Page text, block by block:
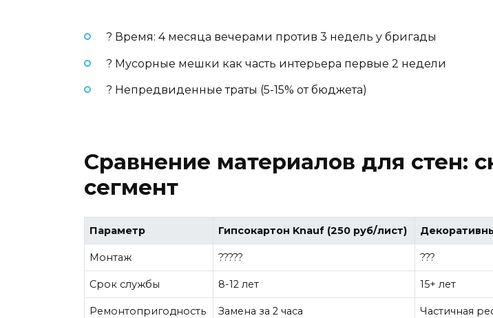
? Время: 4 месяца вечерами против 3 недель у бригады
? Мусорные мешки как часть интерьера первые 2 недели
? Непредвиденные траты (5-15% от бюджета)
Сравнение материалов для стен:
сегмент
Параметр Гипсокартон Knauf (250 руб/лист)
Монтаж ????? ???
Срок службы 8-12 лет 15+ лет
Ремонтопригодность Замена за 2 часа Частичная